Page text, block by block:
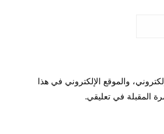
والموقع الإلكتروني في هذا
المقبلة في تعليقي.